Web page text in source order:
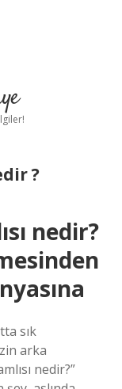
?
nedir?
sık
arka
nedir?”